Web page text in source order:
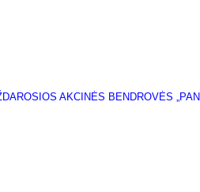
AKCINĖS BENDROVĖS